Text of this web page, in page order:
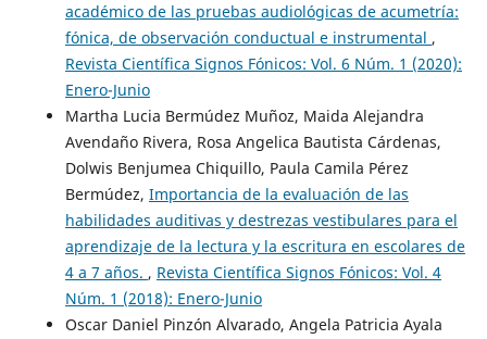
académico de las pruebas audiológicas de acumetría:
fónica, de observación conductual e instrumental ,
Revista Científica Signos Fónicos: Vol. 6 Núm. 1 (2020):
Enero-Junio
Martha Lucia Bermúdez Muñoz, Maida Alejandra
Avendaño Rivera, Rosa Angelica Bautista Cárdenas,
Dolwis Benjumea Chiquillo, Paula Camila Pérez
Bermúdez, Importancia de la evaluación de las
habilidades auditivas y destrezas vestibulares para el
aprendizaje de la lectura y la escritura en escolares de
4 a 7 años. , Revista Científica Signos Fónicos: Vol. 4
Núm. 1 (2018): Enero-Junio
Oscar Daniel Pinzón Alvarado, Angela Patricia Ayala